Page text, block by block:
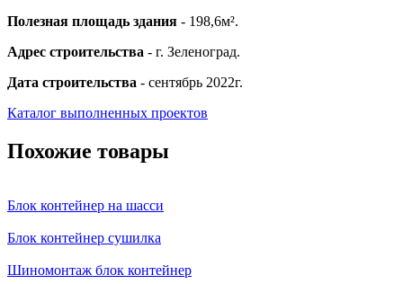
Полезная площадь здания - 198,6м².
Адрес строительства - г. Зеленоград.
Дата строительства - сентябрь 2022г.
Каталог выполненных проектов
Похожие товары
Блок контейнер на шасси
Блок контейнер сушилка
Шиномонтаж блок контейнер